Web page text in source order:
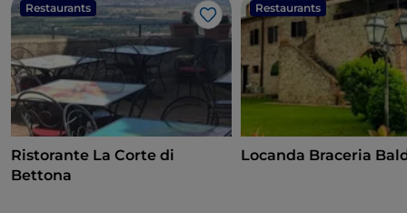
Restaurants
Like
Ristorante La Corte di
Bettona
Restaurants
Locanda Braceria